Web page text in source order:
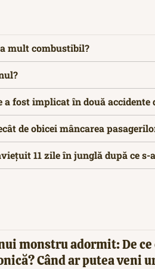
mult combustibil?
fost implicat în două accidente
de obicei mâncarea
11 zile în junglă după ce
monstru adormit: De ce
Când ar putea veni